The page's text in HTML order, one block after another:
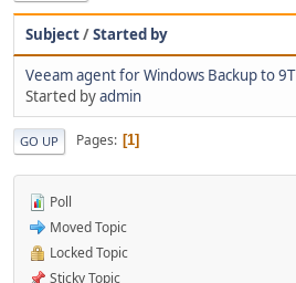
Subject/Started by
Veeam agent for Windows Backup to 9T
Started byadmin
GO UP Pages 1
Poll
Moved Topic
Locked Topic
Sticky Topic